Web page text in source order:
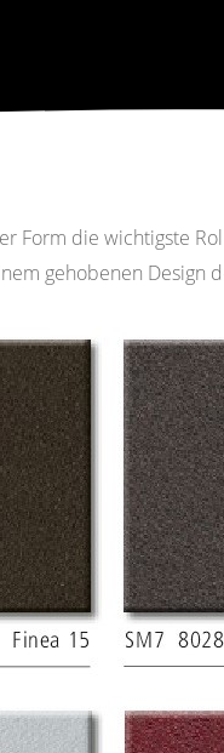
Form die wichtigste
gehobenen Design